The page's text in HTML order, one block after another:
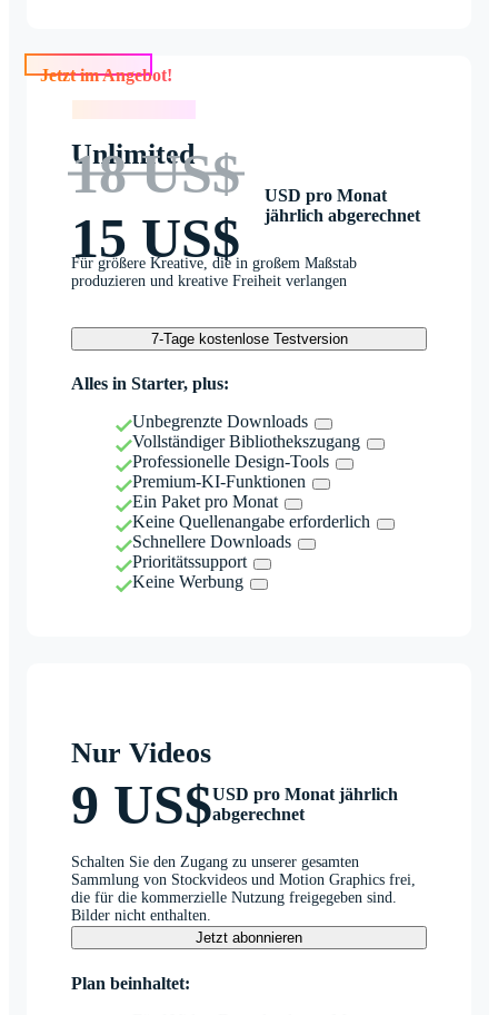
Jetzt im Angebot!
Unlimited
18 US$
15 US$
USD pro Monat
jährlich abgerechnet
Für größere Kreative, die in großem Maßstab
produzieren und kreative Freiheit verlangen
7-Tage kostenlose Testversion
Alles in Starter, plus:
Unbegrenzte Downloads
Vollständiger Bibliothekszugang
Professionelle Design-Tools
Premium-KI-Funktionen
Ein Paket pro Monat
Keine Quellenangabe erforderlich
Schnellere Downloads
Prioritätssupport
Keine Werbung
Nur Videos
9 US$USD pro Monat jährlich
abgerechnet
Schalten Sie den Zugang zu unserer gesamten
Sammlung von Stockvideos und Motion Graphics frei,
die für die kommerzielle Nutzung freigegeben sind.
Bilder nicht enthalten.
Jetzt abonnieren
Plan beinhaltet: